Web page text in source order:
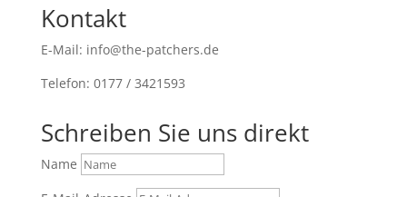
Kontakt
E-Mail: info@the-patchers.de
Telefon: 0177 / 3421593
Schreiben Sie uns direkt
Name